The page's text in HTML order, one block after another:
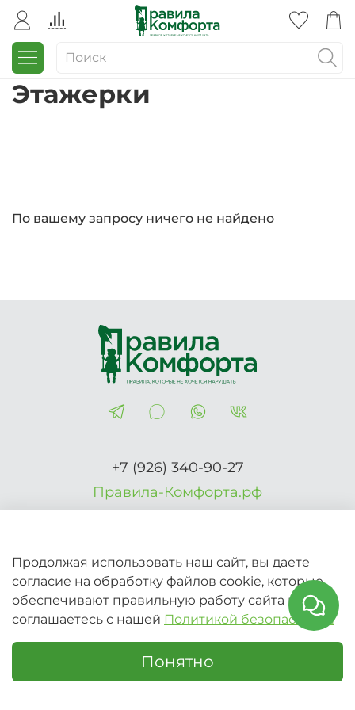
Этажерки
По вашему запросу ничего не найдено
+7 (926) 340-90-27
Правила-Комфорта.рф
2026 © Вся информация на сайте носит справочный
характер и не является публичной офертой (Ст.437 ГК
РФ)
Продолжая использовать наш сайт, вы даете
согласие на обработку файлов cookie, которые
обеспечивают правильную работу сайта и
соглашаетесь с нашей Политикой безопасности
Понятно